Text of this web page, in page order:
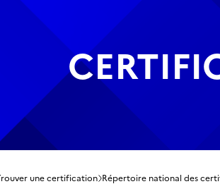
une certification Répertoire national des